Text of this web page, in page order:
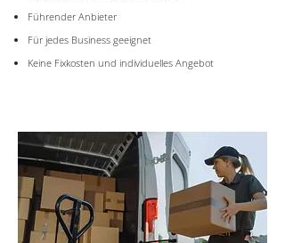
Führender Anbieter
Für jedes Business geeignet
Keine Fixkosten und individuelles Angebot